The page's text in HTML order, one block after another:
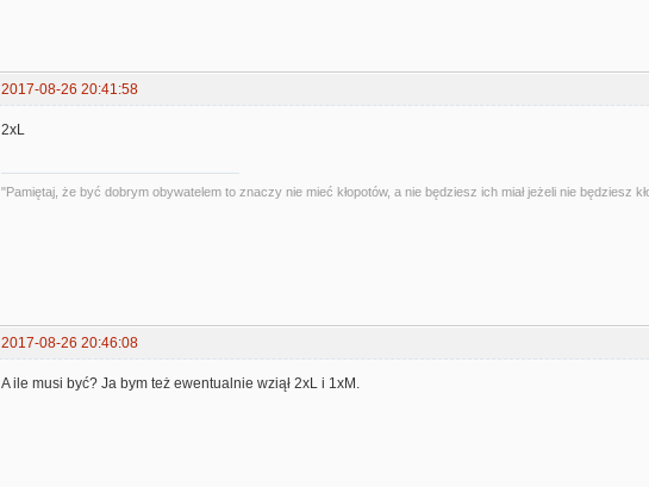
2017-08-26 20:41:58
2xL
"Pamiętaj, że być dobrym obywatelem to znaczy nie mieć kłopotów, a nie będziesz ich miał jeżeli nie będziesz
2017-08-26 20:46:08
A ile musi być? Ja bym też ewentualnie wziął 2xL i 1xM.